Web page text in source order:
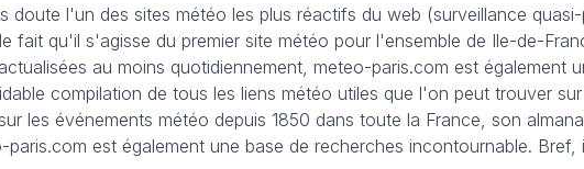
doute l'un des sites météo les plus réactifs du web (surveillance
fait qu'il s'agisse du premier site météo pour l'ensemble de Ile-de-
au moins quotidiennement, meteo-paris.com est également
compilation de tous les liens météo utiles que l'on peut trouver
les événements météo depuis 1850 dans toute la France, son
est également une base de recherches incontournable.